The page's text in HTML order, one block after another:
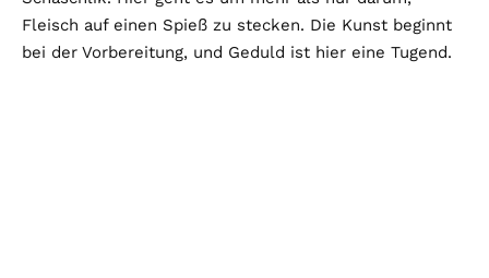
Fleisch auf einen Spieß zu stecken. Die Kunst beginnt
bei der Vorbereitung, und Geduld ist hier eine Tugend.